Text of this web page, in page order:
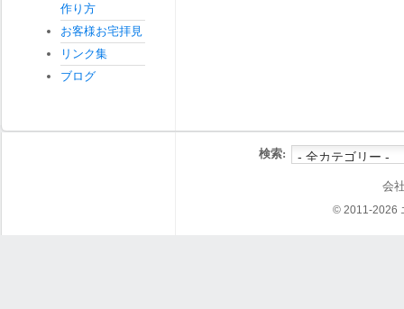
作り方
お客様お宅拝見
リンク集
ブログ
検索:
会
© 2011-2026